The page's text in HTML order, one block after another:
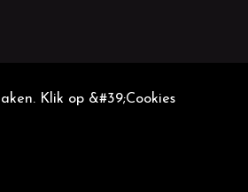
Klik op &#39;Cookies